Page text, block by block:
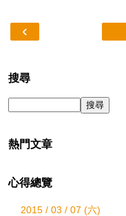
‹
搜尋
熱門文章
心得總覽
2015 / 03 / 07 (六)